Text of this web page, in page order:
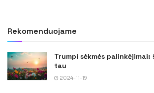
Rekomenduojame
Trumpi sėkmės palinkėjimai:
tau
2024-11-19